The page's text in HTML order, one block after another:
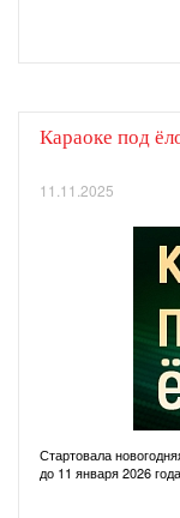
Караоке под
11.11.2025
Стартовала
до 11 января 2026